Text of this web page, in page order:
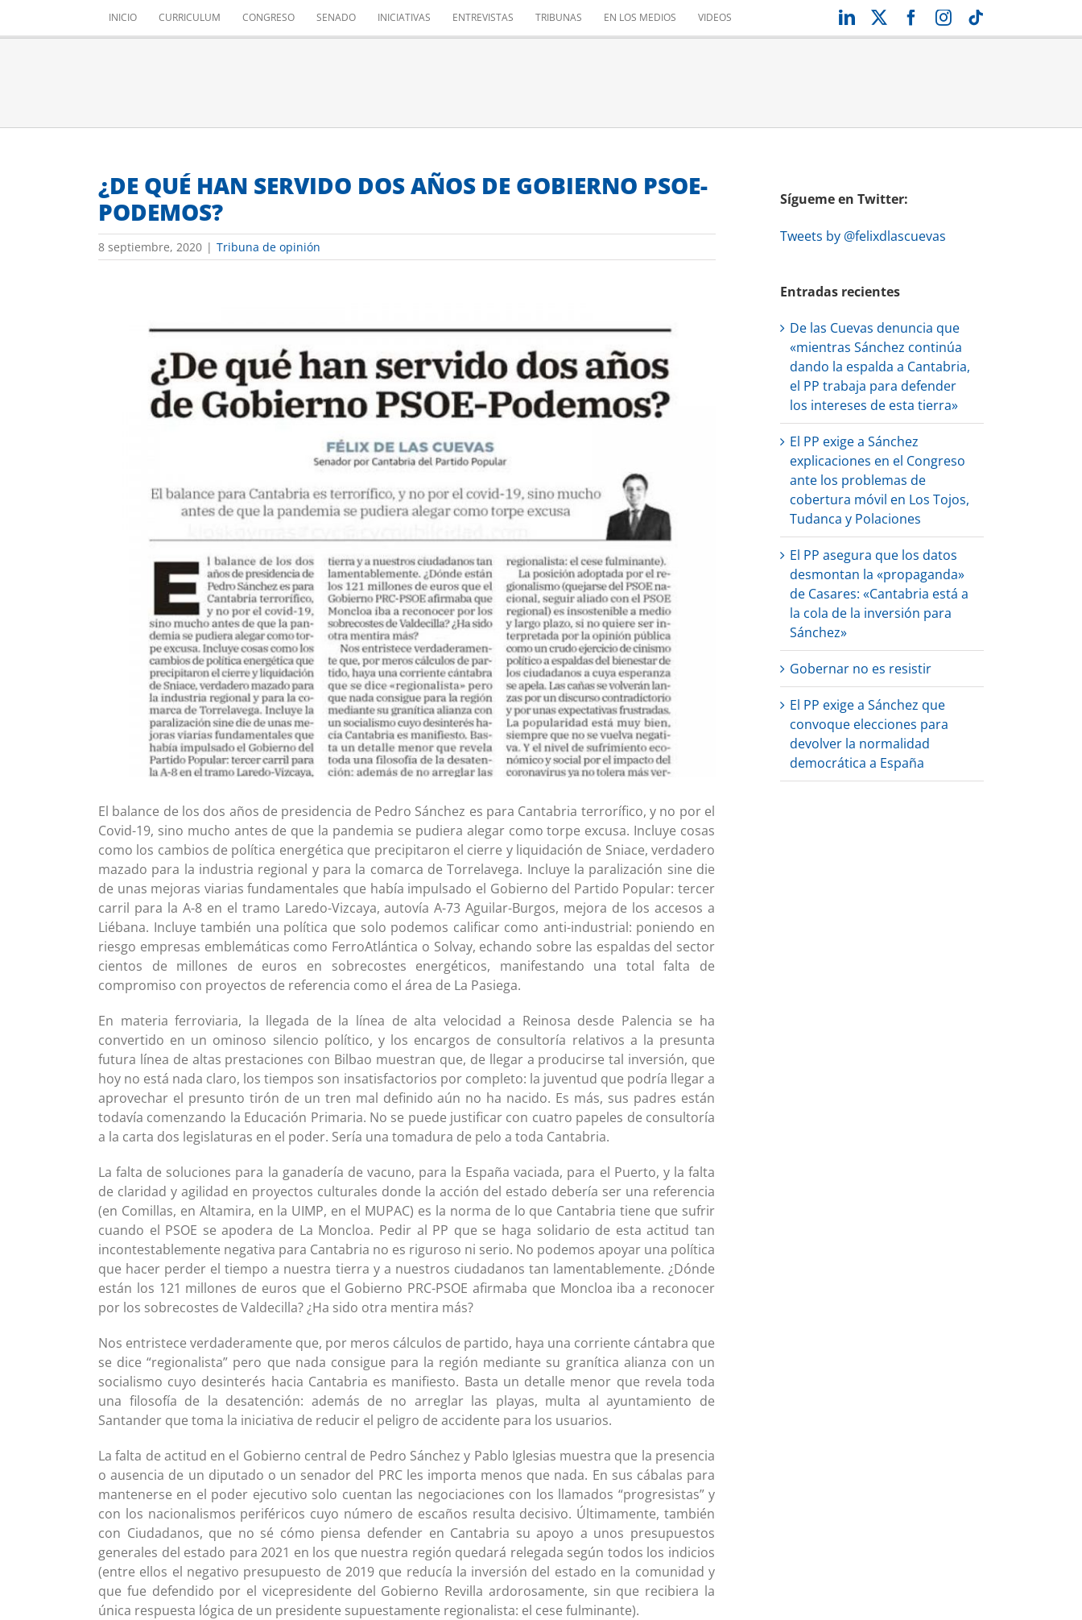
INICIO CURRICULUM CONGRESO SENADO INICIATIVAS ENTREVISTAS TRIBUNAS EN LOS MEDIOS VIDEOS LinkedIn Facebook
Instagram
¿DE QUÉ HAN SERVIDO DOS AÑOS DE GOBIERNO PSOE-
PODEMOS?
8 septiembre, 2020 | Tribuna de opinión
El balance de los dos años de presidencia de Pedro Sánchez es para Cantabria terrorífico, y no por el
Covid-19, sino mucho antes de que la pandemia se pudiera alegar como torpe excusa. Incluye cosas
como los cambios de política energética que precipitaron el cierre y liquidación de Sniace, verdadero
mazado para la industria regional y para la comarca de Torrelavega. Incluye la paralización sine die
de unas mejoras viarias fundamentales que había impulsado el Gobierno del Partido Popular: tercer
carril para la A-8 en el tramo Laredo-Vizcaya, autovía A-73 Aguilar-Burgos, mejora de los accesos a
Liébana. Incluye también una política que solo podemos calificar como anti-industrial: poniendo en
riesgo empresas emblemáticas como FerroAtlántica o Solvay, echando sobre las espaldas del sector
cientos de millones de euros en sobrecostes energéticos, manifestando una total falta de
compromiso con proyectos de referencia como el área de La Pasiega.
En materia ferroviaria, la llegada de la línea de alta velocidad a Reinosa desde Palencia se ha
convertido en un ominoso silencio político, y los encargos de consultoría relativos a la presunta
futura línea de altas prestaciones con Bilbao muestran que, de llegar a producirse tal inversión, que
hoy no está nada claro, los tiempos son insatisfactorios por completo: la juventud que podría llegar a
aprovechar el presunto tirón de un tren mal definido aún no ha nacido. Es más, sus padres están
todavía comenzando la Educación Primaria. No se puede justificar con cuatro papeles de consultoría
a la carta dos legislaturas en el poder. Sería una tomadura de pelo a toda Cantabria.
La falta de soluciones para la ganadería de vacuno, para la España vaciada, para el Puerto, y la falta
de claridad y agilidad en proyectos culturales donde la acción del estado debería ser una referencia
(en Comillas, en Altamira, en la UIMP, en el MUPAC) es la norma de lo que Cantabria tiene que sufrir
cuando el PSOE se apodera de La Moncloa. Pedir al PP que se haga solidario de esta actitud tan
incontestablemente negativa para Cantabria no es riguroso ni serio. No podemos apoyar una política
que hacer perder el tiempo a nuestra tierra y a nuestros ciudadanos tan lamentablemente. ¿Dónde
están los 121 millones de euros que el Gobierno PRC-PSOE afirmaba que Moncloa iba a reconocer
por los sobrecostes de Valdecilla? ¿Ha sido otra mentira más?
Nos entristece verdaderamente que, por meros cálculos de partido, haya una corriente cántabra que
se dice “regionalista” pero que nada consigue para la región mediante su granítica alianza con un
socialismo cuyo desinterés hacia Cantabria es manifiesto. Basta un detalle menor que revela toda
una filosofía de la desatención: además de no arreglar las playas, multa al ayuntamiento de
Santander que toma la iniciativa de reducir el peligro de accidente para los usuarios.
La falta de actitud en el Gobierno central de Pedro Sánchez y Pablo Iglesias muestra que la presencia
o ausencia de un diputado o un senador del PRC les importa menos que nada. En sus cábalas para
mantenerse en el poder ejecutivo solo cuentan las negociaciones con los llamados “progresistas” y
con los nacionalismos periféricos cuyo número de escaños resulta decisivo. Últimamente, también
con Ciudadanos, que no sé cómo piensa defender en Cantabria su apoyo a unos presupuestos
generales del estado para 2021 en los que nuestra región quedará relegada según todos los indicios
(entre ellos el negativo presupuesto de 2019 que reducía la inversión del estado en la comunidad y
que fue defendido por el vicepresidente del Gobierno Revilla ardorosamente, sin que recibiera la
única respuesta lógica de un presidente supuestamente regionalista: el cese fulminante).
Sígueme en Twitter:
Tweets by @felixdlascuevas
Entradas recientes
De las Cuevas denuncia que
«mientras Sánchez continúa
dando la espalda a Cantabria,
el PP trabaja para defender
los intereses de esta tierra»
El PP exige a Sánchez
explicaciones en el Congreso
ante los problemas de
cobertura móvil en Los Tojos,
Tudanca y Polaciones
El PP asegura que los datos
desmontan la «propaganda»
de Casares: «Cantabria está a
la cola de la inversión para
Sánchez»
Gobernar no es resistir
El PP exige a Sánchez que
convoque elecciones para
devolver la normalidad
democrática a España